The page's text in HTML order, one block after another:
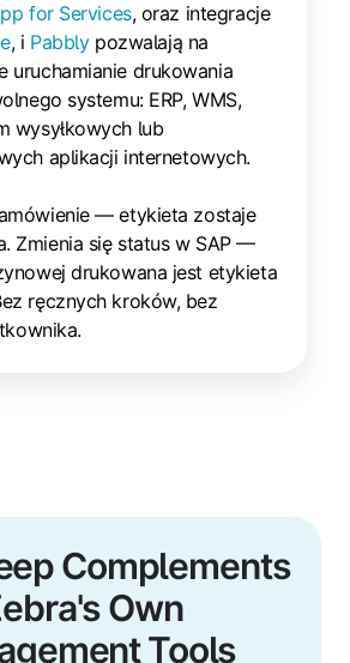
for Services, oraz integracje
, i Pabblypozwalają na
uruchamianie drukowania
systemu: ERP, WMS,
wysyłkowych lub
aplikacji internetowych.
— etykieta zostaje
Zmienia się status w SAP —
drukowana jest etykieta
ręcznych kroków, bez
Complements
Own
Tools